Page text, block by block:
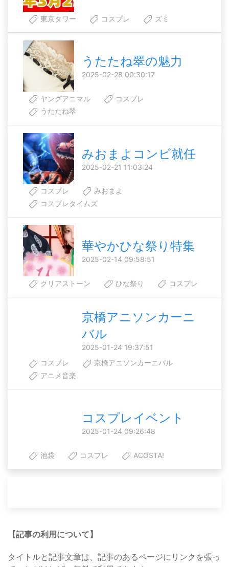
東京タワー コスプレ ズミ
うたたね翠の魅力
2025-02-28 00:30:17
ヤングアニマル
コスプレ
うたたね翠
みおまよコンビ就任
2025-02-21 11:03:24
コスプレ
みおまよ
コスプレタイムズ
華やかひな祭り特集
2025-02-14 09:58:51
クリアストーン ひな祭り コスプレ
京橋アニソンカーニ
バル
2025-01-24 19:37:51
コスプレ
京橋アニソンカーニバル
アニメ音楽
コスプレイベント
2025-01-24 09:26:48
池袋 コスプレ ACOSTA!
【記事の利用について】
タイトルと記事文章は、記事のあるページにリンクを張っ